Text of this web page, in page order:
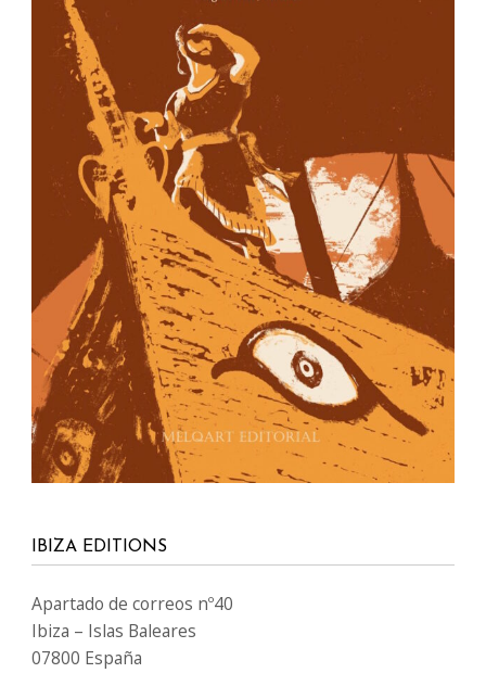
IBIZA EDITIONS
Apartado de correos nº40
Ibiza – Islas Baleares
07800 España